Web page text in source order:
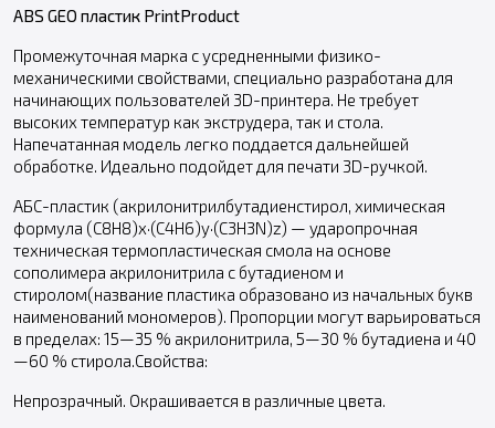
ABS GEO пластик PrintProduct
Промежуточная марка с усредненными физико-
механическими свойствами, специально разработана для
начинающих пользователей 3D-принтера. Не требует
высоких температур как экструдера, так и стола.
Напечатанная модель легко поддается дальнейшей
обработке. Идеально подойдет для печати 3D-ручкой.
АБС-пластик (акрилонитрилбутадиенстирол, химическая
формула (C8H8)x·(C4H6)y·(C3H3N)z) — ударопрочная
техническая термопластическая смола на основе
сополимера акрилонитрила с бутадиеном и
стиролом(название пластика образовано из начальных букв
наименований мономеров). Пропорции могут варьироваться
в пределах: 15—35 % акрилонитрила, 5—30 % бутадиена и 40
—60 % стирола.Свойства:
Непрозрачный. Окрашивается в различные цвета.